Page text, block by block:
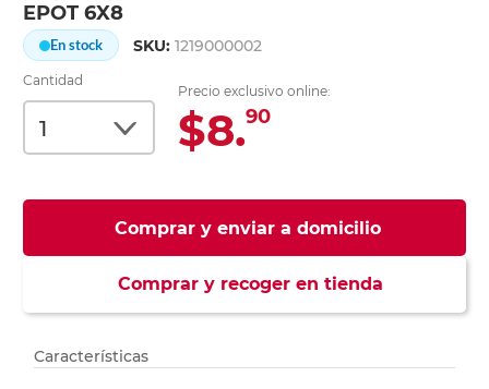
EPOT 6X8
En stock SKU:1219000002
Cantidad
Precio exclusivo online:
$8.90
Comprar y enviar a domicilio
Comprar y recoger en tienda
Características